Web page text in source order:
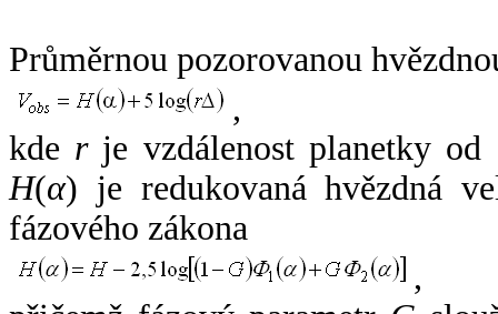
Průměrnou pozorovanou
,
kde rje vzdálenost planetky od
H(α) je redukovaná hvězdná
fázového zákona
,